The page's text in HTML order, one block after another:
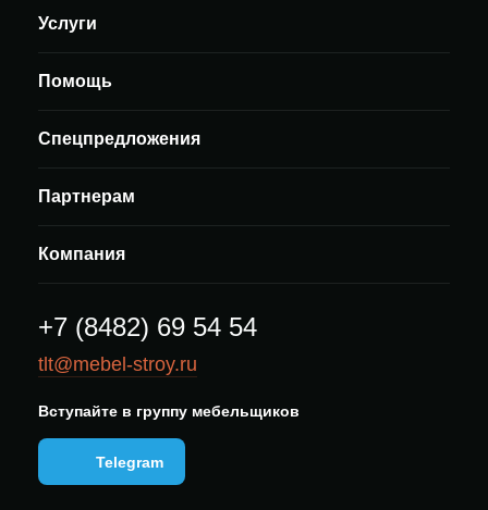
Услуги
Помощь
Спецпредложения
Партнерам
Компания
+7 (8482) 69 54 54
tlt@mebel-stroy.ru
Вступайте в группу мебельщиков
Telegram